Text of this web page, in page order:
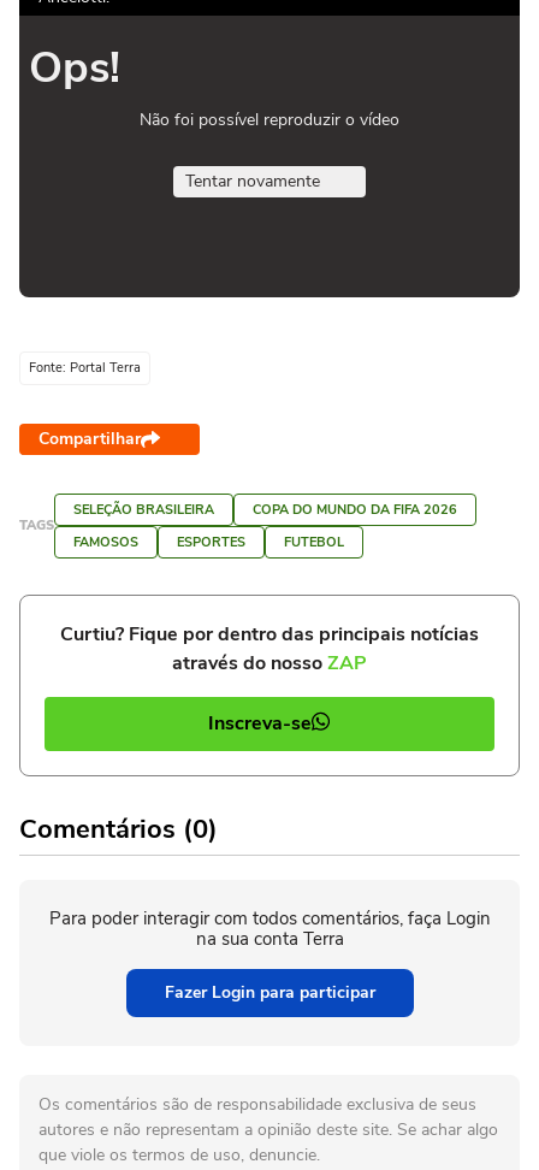
Ops!
Não foi possível reproduzir o vídeo
Tentar novamente
Fonte: Portal Terra
Compartilhar
TAGS
SELEÇÃO BRASILEIRA
COPA DO MUNDO DA FIFA 2026
FAMOSOS
ESPORTES FUTEBOL
Curtiu? Fique por dentro das principais notícias
através do nossoZAP
Inscreva-se
Comentários (0)
Para poder interagir com todos comentários, faça Login
na sua conta Terra
Fazer Login para participar
Os comentários são de responsabilidade exclusiva de seus
autores e não representam a opinião deste site. Se achar algo
que viole os termos de uso, denuncie.